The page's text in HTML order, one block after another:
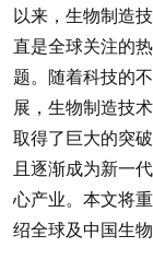
以来，生物制造
直是全球关注的
题。随着科技的
展，生物制造技
取得了巨大的突
且逐渐成为新一
心产业。本文将
绍全球及中国生